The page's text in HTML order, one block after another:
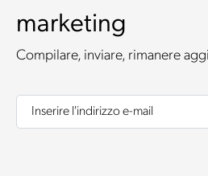
marketing
Compilare, inviare, rimanere
Inserire l'indirizzo e-mail